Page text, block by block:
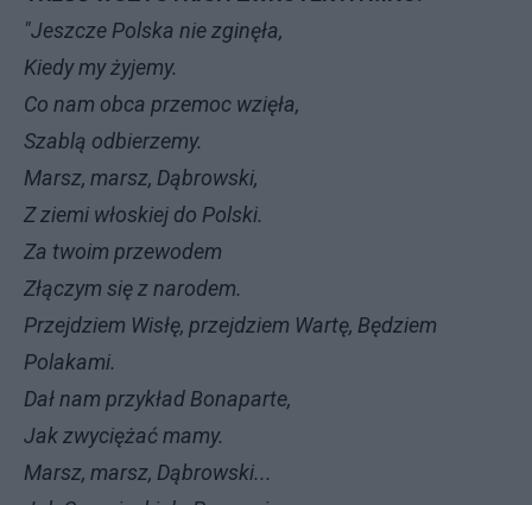
"Jeszcze Polska nie zginęła,
Kiedy my żyjemy.
Co nam obca przemoc wzięła,
Szablą odbierzemy.
Marsz, marsz, Dąbrowski,
Z ziemi włoskiej do Polski.
Za twoim przewodem
Złączym się z narodem.
Przejdziem Wisłę, przejdziem Wartę, Będziem
Polakami.
Dał nam przykład Bonaparte,
Jak zwyciężać mamy.
Marsz, marsz, Dąbrowski...